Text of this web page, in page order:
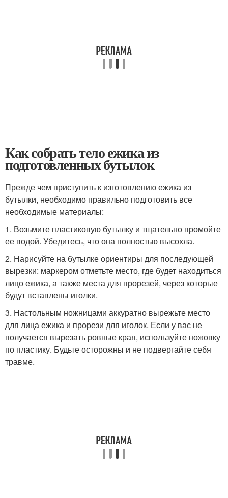
Как собрать тело ежика из
подготовленных бутылок
Прежде чем приступить к изготовлению ежика из
бутылки, необходимо правильно подготовить все
необходимые материалы:
1. Возьмите пластиковую бутылку и тщательно промойте
ее водой. Убедитесь, что она полностью высохла.
2. Нарисуйте на бутылке ориентиры для последующей
вырезки: маркером отметьте место, где будет находиться
лицо ежика, а также места для прорезей, через которые
будут вставлены иголки.
3. Настольным ножницами аккуратно вырежьте место
для лица ежика и прорези для иголок. Если у вас не
получается вырезать ровные края, используйте ножовку
по пластику. Будьте осторожны и не подвергайте себя
травме.